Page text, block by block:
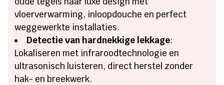
vloerverwarming, inloopdouche en perfect
weggewerkte installaties.
Detectie van hardnekkige lekkage:
Lokaliseren met infraroodtechnologie en
ultrasonisch luisteren, direct herstel zonder
hak- en breekwerk.